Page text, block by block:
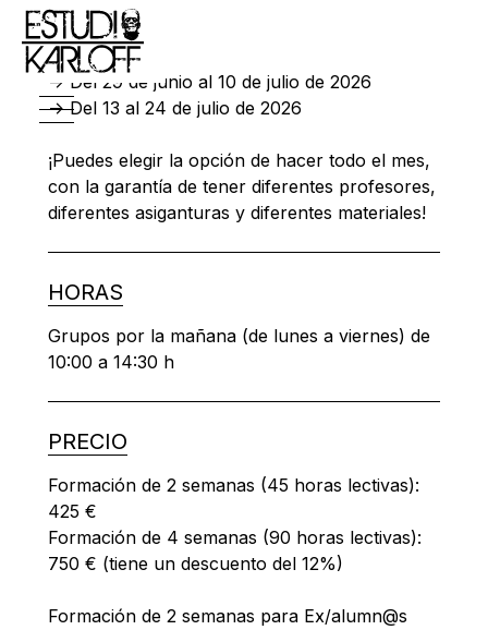
FECHAS
-> Del 29 de junio al 10 de julio de 2026
-> Del 13 al 24 de julio de 2026
¡Puedes elegir la opción de hacer todo el mes,
con la garantía de tener diferentes profesores,
diferentes asiganturas y diferentes materiales!
HORAS
Grupos por la mañana (de lunes a viernes) de
10:00 a 14:30 h
PRECIO
Formación de 2 semanas (45 horas lectivas):
425 €
Formación de 4 semanas (90 horas lectivas):
750 € (tiene un descuento del 12%)
Formación de 2 semanas para Ex/alumn@s